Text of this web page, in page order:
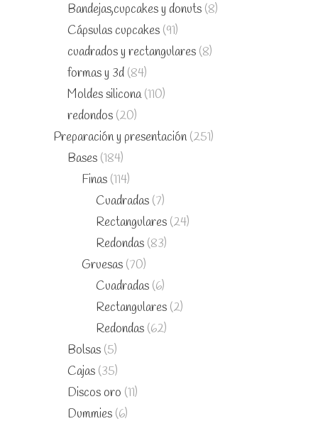
Bandejas,cupcakes y donuts (8)
Cápsulas cupcakes (91)
cuadrados y rectangulares (8)
formas y 3d (84)
Moldes silicona (110)
redondos (20)
Preparación y presentación (251)
Bases (184)
Finas (114)
Cuadradas (7)
Rectangulares (24)
Redondas (83)
Gruesas (70)
Cuadradas (6)
Rectangulares (2)
Redondas (62)
Bolsas (5)
Cajas (35)
Discos oro (11)
Dummies (6)